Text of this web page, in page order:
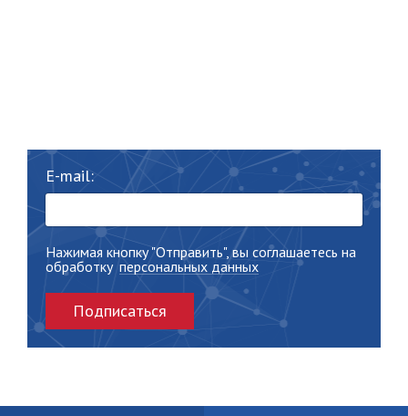
E-mail:
Нажимая кнопку "Отправить", вы соглашаетесь на
обработку персональных данных
Подписаться